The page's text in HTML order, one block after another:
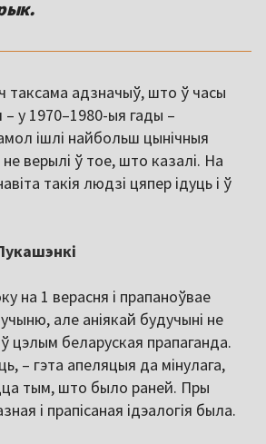
таксама адзначыў, што ў часы
– у 1970–1980-ыя гады –
ішлі найбольш цынічныя
верылі ў тое, што казалі. На
такія людзі цяпер ідуць і ў
на 1 верасня і прапаноўвае
але аніякай будучыні не
цэлым беларуская прапаганда.
– гэта апеляцыя да мінулага,
тым, што было раней. Пры
і прапісаная ідэалогія была.